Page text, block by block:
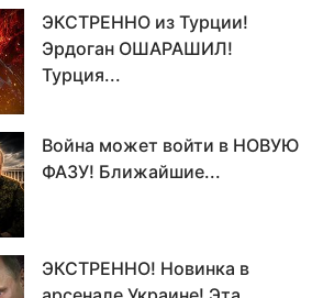
ЭКСТРЕННО из Турции!
Эрдоган ОШАРАШИЛ!
Турция...
Война может войти в НОВУЮ
ФАЗУ! Ближайшие...
ЭКСТРЕННО! Новинка в